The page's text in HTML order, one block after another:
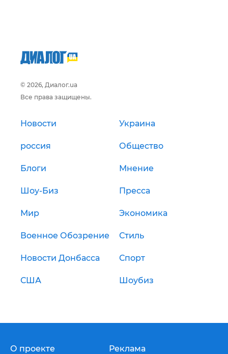
© 2026, Диалог.ua
Все права защищены.
Новости Украина
россия Общество
Блоги Мнение
Шоу-Биз Пресса
Мир Экономика
Военное Обозрение Стиль
Новости Донбасса Спорт
США Шоубиз
О проекте Реклама